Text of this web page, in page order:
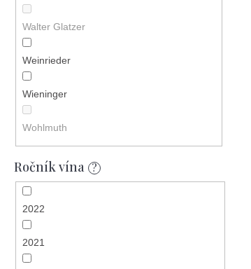
Walter Glatzer
Weinrieder
Wieninger
Wohlmuth
Ročník vína ?
2022
2021